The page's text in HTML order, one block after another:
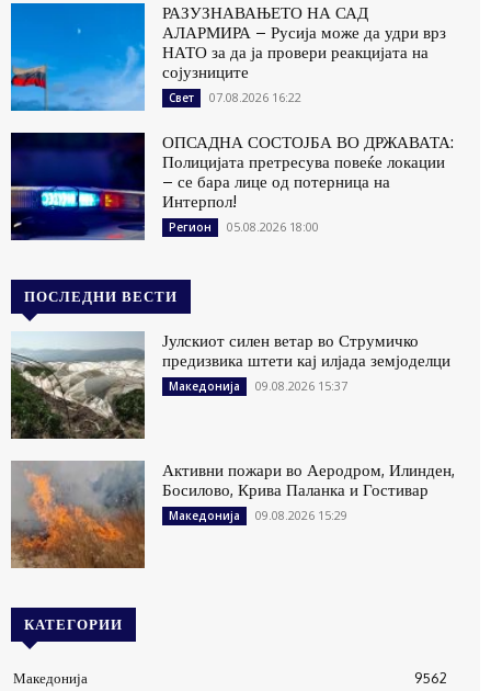
РАЗУЗНАВАЊЕТО НА САД
АЛАРМИРА – Русија може да удри врз
НАТО за да ја провери реакцијата на
сојузниците
Свет 07.08.2026 16:22
ОПСАДНА СОСТОЈБА ВО ДРЖАВАТА:
Полицијата претресува повеќе локации
– се бара лице од потерница на
Интерпол!
Регион 05.08.2026 18:00
ПОСЛЕДНИ ВЕСТИ
Јулскиот силен ветар во Струмичко
предизвика штети кај илјада земјоделци
Македонија 09.08.2026 15:37
Активни пожари во Аеродром, Илинден,
Босилово, Крива Паланка и Гостивар
Македонија 09.08.2026 15:29
КАТЕГОРИИ
Македонија 9562